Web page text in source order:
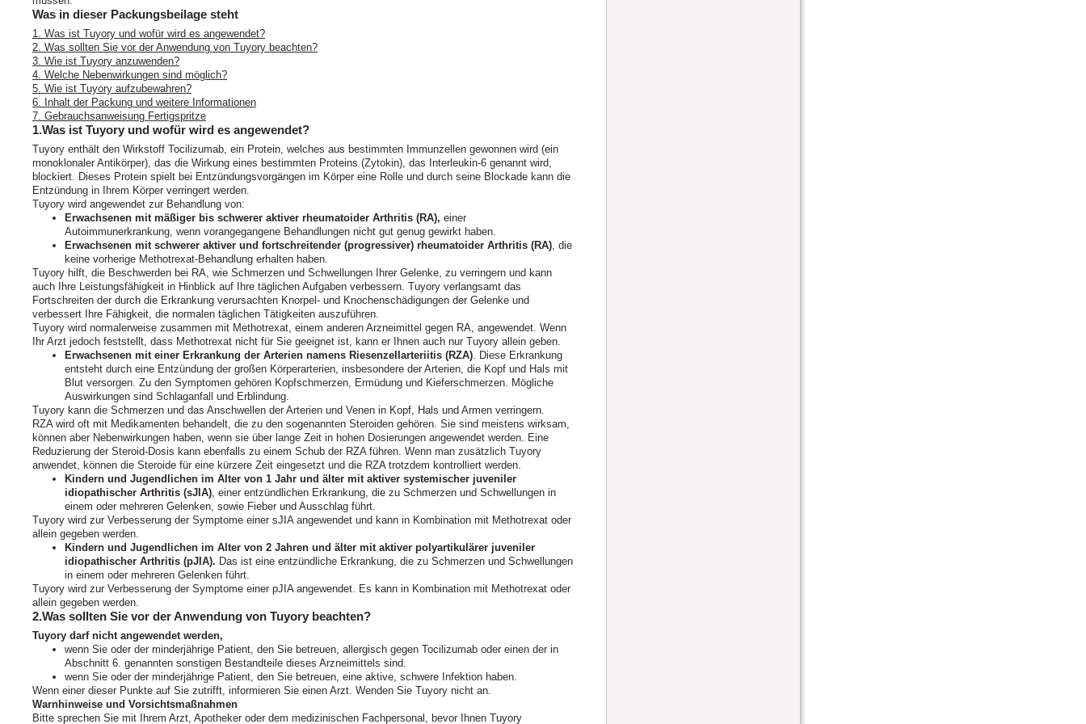
Was in dieser Packungsbeilage steht
1. Was ist Tuyory und wofür wird es angewendet?
2. Was sollten Sie vor der Anwendung von Tuyory beachten?
3. Wie ist Tuyory anzuwenden?
4. Welche Nebenwirkungen sind möglich?
5. Wie ist Tuyory aufzubewahren?
6. Inhalt der Packung und weitere Informationen
7. Gebrauchsanweisung Fertigspritze
1.Was ist Tuyory und wofür wird es angewendet?
Tuyory enthält den Wirkstoff Tocilizumab, ein Protein, welches aus bestimmten Immunzellen gewonnen wird (ein
monoklonaler Antikörper), das die Wirkung eines bestimmten Proteins (Zytokin), das Interleukin-6 genannt wird,
blockiert. Dieses Protein spielt bei Entzündungsvorgängen im Körper eine Rolle und durch seine Blockade kann die
Entzündung in Ihrem Körper verringert werden.
Tuyory wird angewendet zur Behandlung von:
Erwachsenen mit mäßiger bis schwerer aktiver rheumatoider Arthritis (RA), einer
Autoimmunerkrankung, wenn vorangegangene Behandlungen nicht gut genug gewirkt haben.
Erwachsenen mit schwerer aktiver und fortschreitender (progressiver) rheumatoider Arthritis (RA), die
keine vorherige Methotrexat-Behandlung erhalten haben.
Tuyory hilft, die Beschwerden bei RA, wie Schmerzen und Schwellungen Ihrer Gelenke, zu verringern und kann
auch Ihre Leistungsfähigkeit in Hinblick auf Ihre täglichen Aufgaben verbessern. Tuyory verlangsamt das
Fortschreiten der durch die Erkrankung verursachten Knorpel- und Knochenschädigungen der Gelenke und
verbessert Ihre Fähigkeit, die normalen täglichen Tätigkeiten auszuführen.
Tuyory wird normalerweise zusammen mit Methotrexat, einem anderen Arzneimittel gegen RA, angewendet. Wenn
Ihr Arzt jedoch feststellt, dass Methotrexat nicht für Sie geeignet ist, kann er Ihnen auch nur Tuyory allein geben.
Erwachsenen mit einer Erkrankung der Arterien namens Riesenzellarteriitis (RZA). Diese Erkrankung
entsteht durch eine Entzündung der großen Körperarterien, insbesondere der Arterien, die Kopf und Hals mit
Blut versorgen. Zu den Symptomen gehören Kopfschmerzen, Ermüdung und Kieferschmerzen. Mögliche
Auswirkungen sind Schlaganfall und Erblindung.
Tuyory kann die Schmerzen und das Anschwellen der Arterien und Venen in Kopf, Hals und Armen verringern.
RZA wird oft mit Medikamenten behandelt, die zu den sogenannten Steroiden gehören. Sie sind meistens wirksam,
können aber Nebenwirkungen haben, wenn sie über lange Zeit in hohen Dosierungen angewendet werden. Eine
Reduzierung der Steroid-Dosis kann ebenfalls zu einem Schub der RZA führen. Wenn man zusätzlich Tuyory
anwendet, können die Steroide für eine kürzere Zeit eingesetzt und die RZA trotzdem kontrolliert werden.
Kindern und Jugendlichen im Alter von 1 Jahr und älter mit aktiver systemischer juveniler
idiopathischer Arthritis (sJIA), einer entzündlichen Erkrankung, die zu Schmerzen und Schwellungen in
einem oder mehreren Gelenken, sowie Fieber und Ausschlag führt.
Tuyory wird zur Verbesserung der Symptome einer sJIA angewendet und kann in Kombination mit Methotrexat oder
allein gegeben werden.
Kindern und Jugendlichen im Alter von 2 Jahren und älter mit aktiver polyartikulärer juveniler
idiopathischer Arthritis (pJIA). Das ist eine entzündliche Erkrankung, die zu Schmerzen und Schwellungen
in einem oder mehreren Gelenken führt.
Tuyory wird zur Verbesserung der Symptome einer pJIA angewendet. Es kann in Kombination mit Methotrexat oder
allein gegeben werden.
2.Was sollten Sie vor der Anwendung von Tuyory beachten?
Tuyory darf nicht angewendet werden,
wenn Sie oder der minderjährige Patient, den Sie betreuen, allergisch gegen Tocilizumab oder einen der in
Abschnitt 6. genannten sonstigen Bestandteile dieses Arzneimittels sind.
wenn Sie oder der minderjährige Patient, den Sie betreuen, eine aktive, schwere Infektion haben.
Wenn einer dieser Punkte auf Sie zutrifft, informieren Sie einen Arzt. Wenden Sie Tuyory nicht an.
Warnhinweise und Vorsichtsmaßnahmen
Bitte sprechen Sie mit Ihrem Arzt, Apotheker oder dem medizinischen Fachpersonal, bevor Ihnen Tuyory